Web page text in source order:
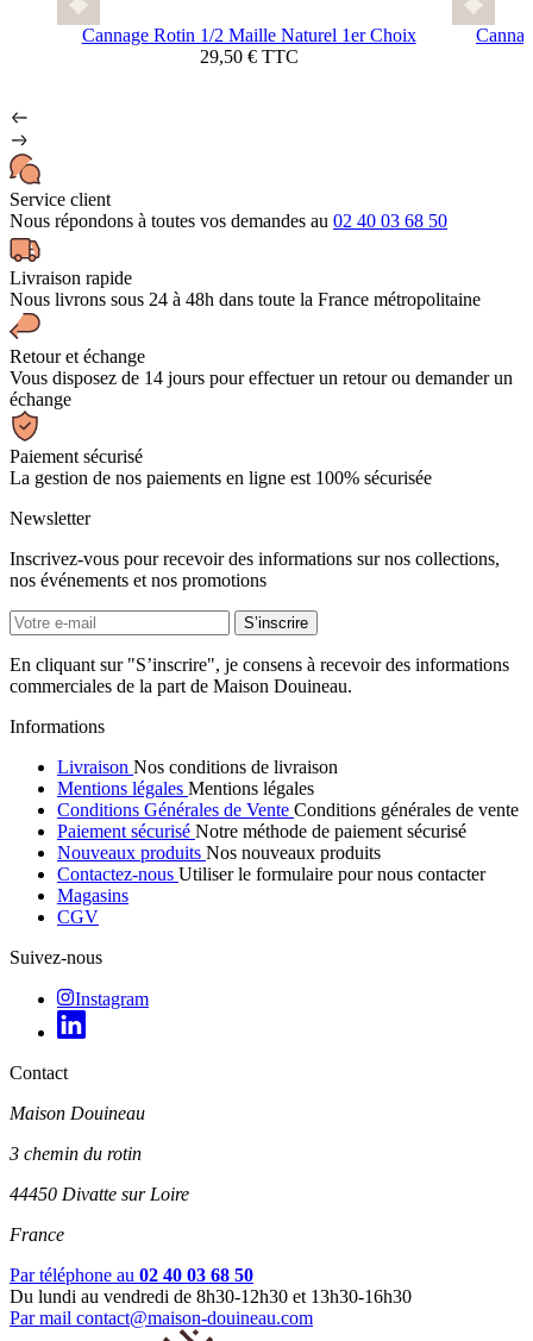
Cannage Rotin 1/2 Maille Naturel 1er Choix
29,50 € TTC
Service client
Nous répondons à toutes vos demandes au 02 40 03 68 50
Livraison rapide
Nous livrons sous 24 à 48h dans toute la France métropolitaine
Retour et échange
Vous disposez de 14 jours pour effectuer un retour ou demander un
échange
Paiement sécurisé
La gestion de nos paiements en ligne est 100% sécurisée
Newsletter
Inscrivez-vous pour recevoir des informations sur nos collections,
nos événements et nos promotions
En cliquant sur "S’inscrire", je consens à recevoir des informations
commerciales de la part de Maison Douineau.
Informations
Livraison Nos conditions de livraison
Mentions légales Mentions légales
Conditions Générales de Vente Conditions générales de vente
Paiement sécurisé Notre méthode de paiement sécurisé
Nouveaux produits Nos nouveaux produits
Contactez-nous Utiliser le formulaire pour nous contacter
Magasins
CGV
Suivez-nous
Instagram
Contact
Maison Douineau
3 chemin du rotin
44450 Divatte sur Loire
France
Par téléphone au 02 40 03 68 50
Du lundi au vendredi de 8h30-12h30 et 13h30-16h30
Par mail contact@maison-douineau.com